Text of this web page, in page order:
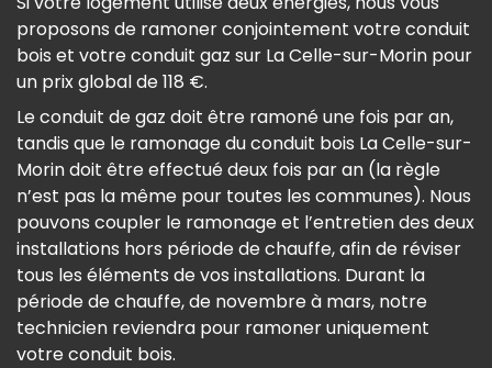
proposons de ramoner conjointement votre conduit
bois et votre conduit gaz sur La Celle-sur-Morin pour
un prix global de 118 €.
Le conduit de gaz doit être ramoné une fois par an,
tandis que le ramonage du conduit bois La Celle-sur-
Morin doit être effectué deux fois par an (la règle
n’est pas la même pour toutes les communes). Nous
pouvons coupler le ramonage et l’entretien des deux
installations hors période de chauffe, afin de réviser
tous les éléments de vos installations. Durant la
période de chauffe, de novembre à mars, notre
technicien reviendra pour ramoner uniquement
votre conduit bois.